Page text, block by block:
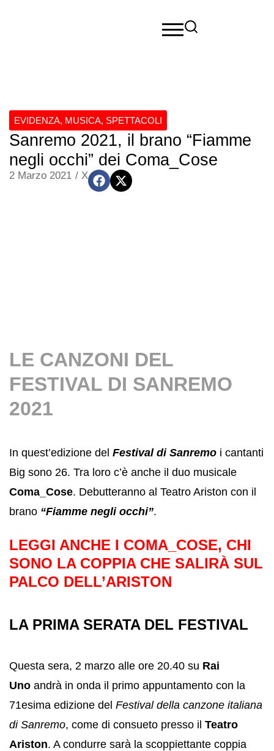
EVIDENZA, MUSICA, SPETTACOLI
Sanremo 2021, il brano “Fiamme
negli occhi” dei Coma_Cose
2 Marzo 2021 / X
LE CANZONI DEL
FESTIVAL DI SANREMO
2021
In quest’edizione del Festival di Sanremo i cantanti
Big sono 26. Tra loro c’è anche il duo musicale
Coma_Cose. Debutteranno al Teatro Ariston con il
brano “Fiamme negli occhi”.
LEGGI ANCHE I COMA_COSE, CHI
SONO LA COPPIA CHE SALIRÀ SUL
PALCO DELL’ARISTON
LA PRIMA SERATA DEL FESTIVAL
Questa sera, 2 marzo alle ore 20.40 su Rai
Uno andrà in onda il primo appuntamento con la
71esima edizione del Festival della canzone italiana
di Sanremo, come di consueto presso il Teatro
Ariston. A condurre sarà la scoppiettante coppia